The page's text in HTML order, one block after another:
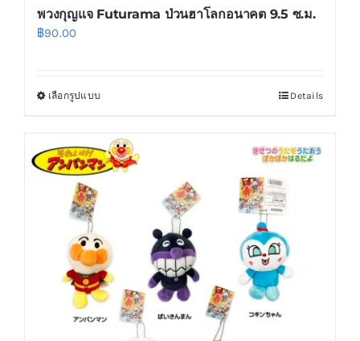
พวงกุญแจ Futurama ป่วนฮาโลกอนาคต 9.5 ซ.ม.
฿90.00
เลือกรูปแบบ
has
multiple
options
may
be
chosen
on
Details